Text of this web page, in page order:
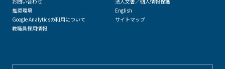
推奨環境
Google Analyticsの利用について
教職員採用情報
English
サイトマップ